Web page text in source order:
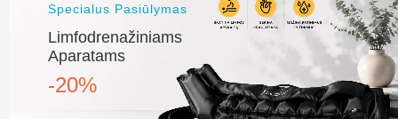
Specialus Pasiūlymas
Limfodrenažiniams
Aparatams
-20%